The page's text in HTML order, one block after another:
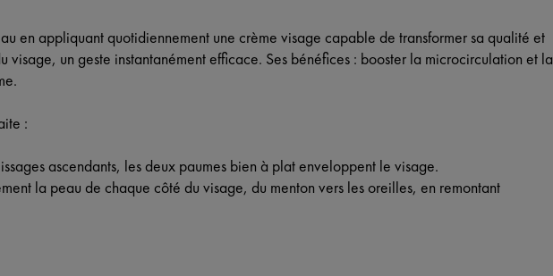
en appliquant quotidiennement une crème visage capable de transformer sa qualité et
visage, un geste instantanément efficace. Ses bénéfices : booster la microcirculation et la
:
ascendants, les deux paumes bien à plat enveloppent le visage.
la peau de chaque côté du visage, du menton vers les oreilles, en remontant